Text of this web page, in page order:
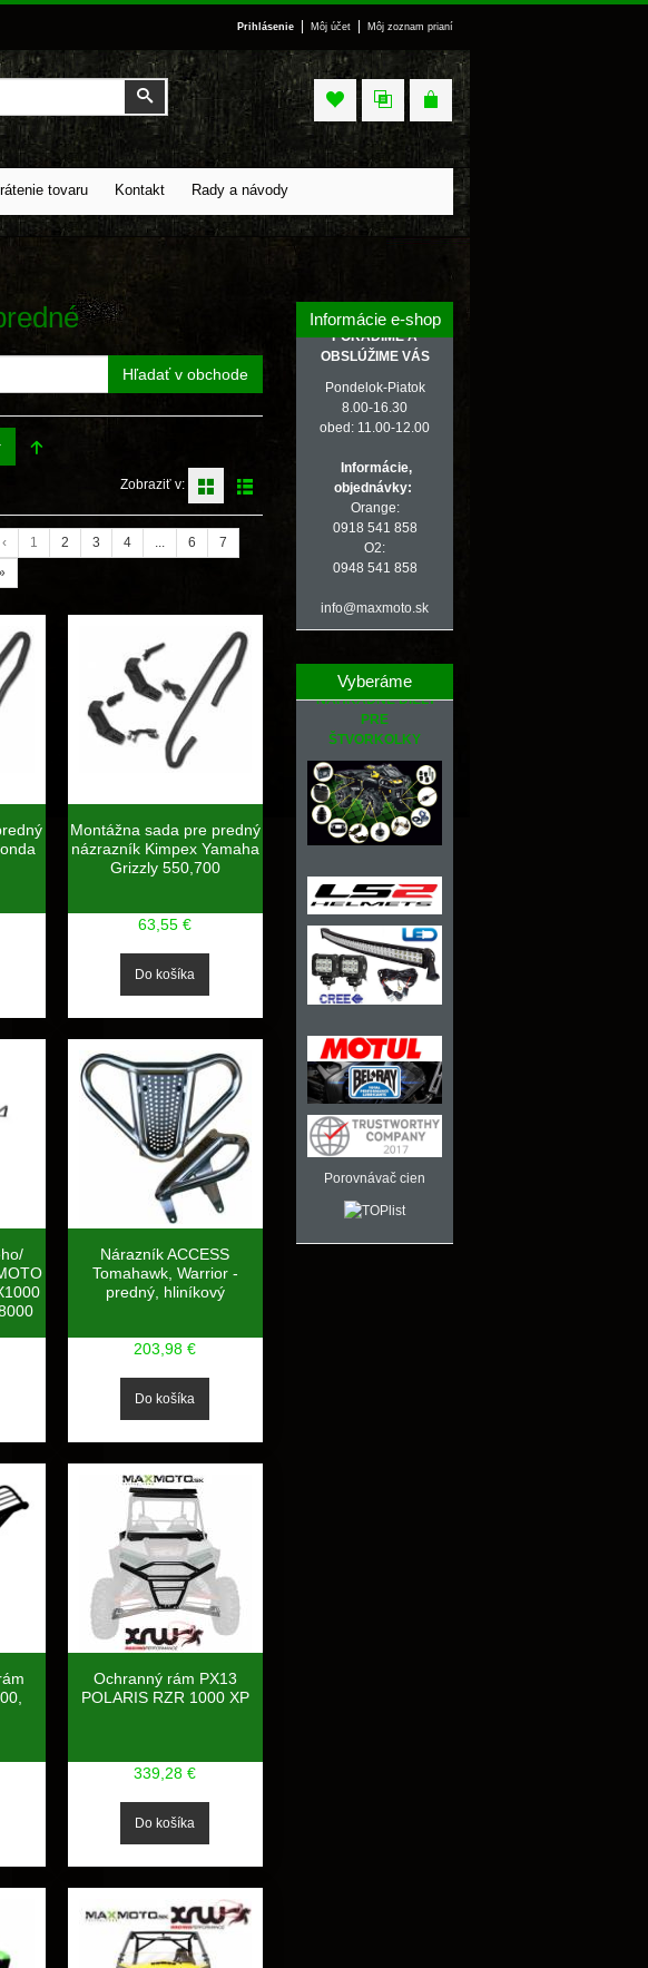
Prihlásenie Môj účet Môj zoznam prianí
Vyhľadať
tovaru Kontakt Rady a návody
Hľadať v obchode
Zobraziť v:
‹ 1 2 3 4 ... 6
7
Montážna sada pre predný
názrazník Kimpex Yamaha
Grizzly 550,700
63,55 €
Nárazník ACCESS
Tomahawk, Warrior -
predný, hliníkový
203,98 €
Ochranný rám PX13
POLARIS RZR 1000 XP
339,28 €
Informácie e-shop
PORADÍME A
OBSLÚŽIME VÁS
Pondelok-Piatok
8.00-16.30
obed: 11.00-12.00
Informácie,
objednávky:
Orange:
0918 541 858
O2:
0948 541 858
info@maxmoto.sk
Vyberáme
NÁHRADNÉ DIELY
PRE
ŠTVORKOLKY
Porovnávač cien